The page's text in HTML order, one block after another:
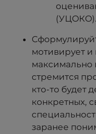
(УЦОКО).
мотивирует и
максимально
стремится
кто-то будет
конкретных,
заранее